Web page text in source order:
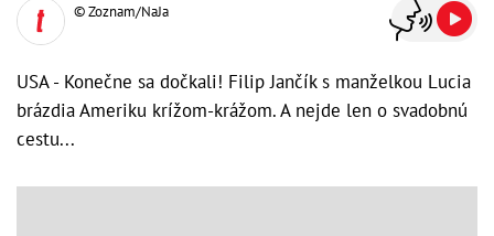
© Zoznam/NaJa
USA - Konečne sa dočkali! Filip Jančík s manželkou Lucia
brázdia Ameriku krížom-krážom. A nejde len o svadobnú
cestu...